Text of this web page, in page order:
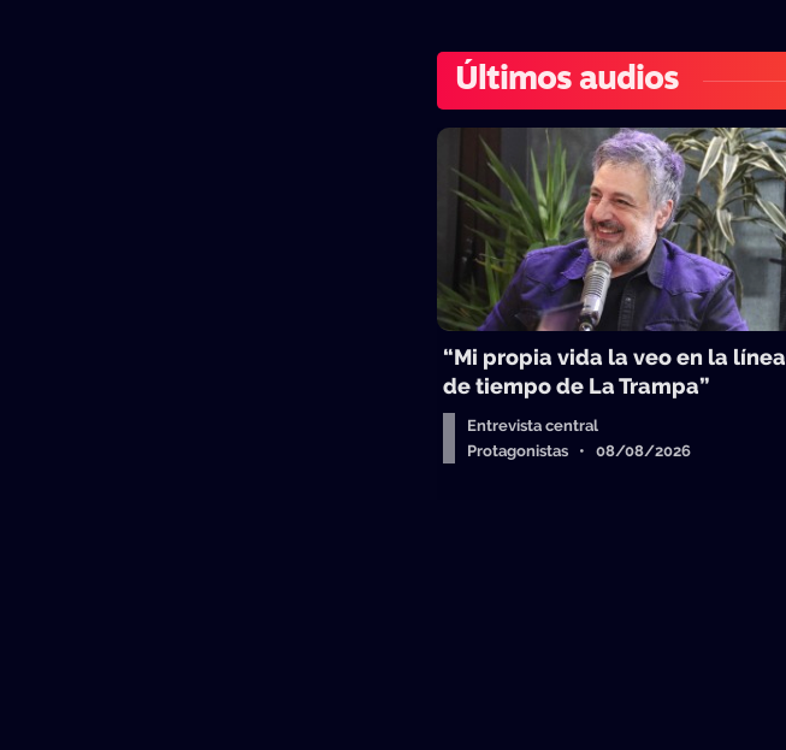
Últimos audios
“Mi propia vida la veo en la línea
de tiempo de La Trampa”
Entrevista central
Protagonistas • 08/08/2026